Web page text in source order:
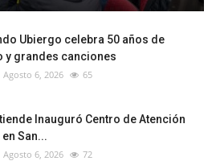
Ubiergo celebra 50 años de
y grandes canciones
Agosto 6, 2026 65
Inauguró Centro de Atención
San...
Agosto 6, 2026 72